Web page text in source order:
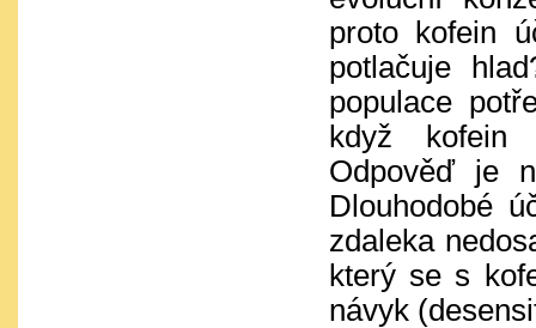
proto kofein
potlačuje
populace
když kofein
Odpověď je
Dlouhodobé
zdaleka
který se s
návyk